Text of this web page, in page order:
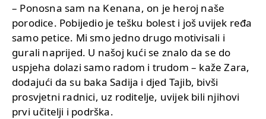
– Ponosna sam na Kenana, on je heroj naše
porodice. Pobijedio je tešku bolest i još uvijek ređa
samo petice. Mi smo jedno drugo motivisali i
gurali naprijed. U našoj kući se znalo da se do
uspjeha dolazi samo radom i trudom – kaže Zara,
dodajući da su baka Sadija i djed Tajib, bivši
prosvjetni radnici, uz roditelje, uvijek bili njihovi
prvi učitelji i podrška.